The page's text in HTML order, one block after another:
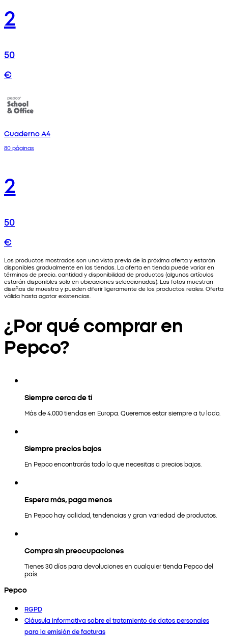
2
50
€
Cuaderno A4
80 páginas
2
50
€
Los productos mostrados son una vista previa de la próxima oferta y estarán
disponibles gradualmente en las tiendas. La oferta en tienda puede variar en
términos de precio, cantidad y disponibilidad de productos (algunos artículos
estarán disponibles solo en ubicaciones seleccionadas). Las fotos muestran
diseños de muestra y pueden diferir ligeramente de los productos reales. Oferta
válida hasta agotar existencias.
¿Por qué comprar en
Pepco?
Siempre cerca de ti
Más de 4.000 tiendas en Europa. Queremos estar siempre a tu lado.
Siempre precios bajos
En Pepco encontrarás todo lo que necesitas a precios bajos.
Espera más, paga menos
En Pepco hay calidad, tendencias y gran variedad de productos.
Compra sin preocupaciones
Tienes 30 días para devoluciones en cualquier tienda Pepco del
país.
Pepco
RGPD
Cláusula informativa sobre el tratamiento de datos personales
para la emisión de facturas